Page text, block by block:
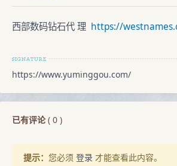
西部数码钻石代 理 https://
https://www.yuminggou.com/
已有评论( 0 )
提示： 您必须 登录 才能查看此内容。